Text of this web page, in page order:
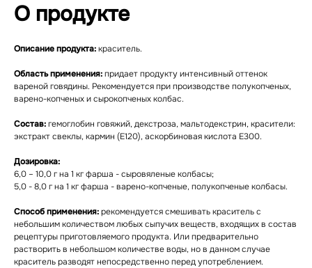
О продукте
Описание продукта:краситель.
Область применения:придает продукту интенсивный оттенок
вареной говядины. Рекомендуется при производстве полукопченых,
варено-копченых и сырокопченых колбас.
Состав:гемоглобин говяжий, декстроза, мальтодекстрин, красители:
экстракт свеклы, кармин (Е120), аскорбиновая кислота Е300.
Дозировка:
6,0 – 10,0 г на 1 кг фарша - сыровяленые колбасы;
5,0 - 8,0 г на 1 кг фарша - варено-копченые, полукопченые колбасы.
Способ применения:рекомендуется смешивать краситель с
небольшим количеством любых сыпучих веществ, входящих в состав
рецептуры приготовляемого продукта. Или предварительно
растворить в небольшом количестве воды, но в данном случае
краситель разводят непосредственно перед употреблением.